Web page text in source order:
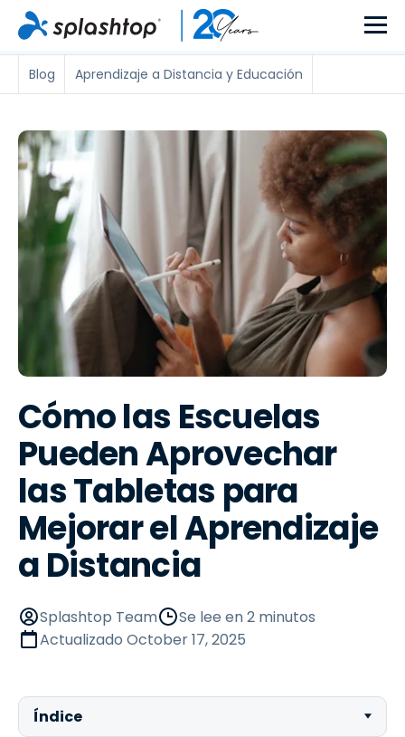
Blog Aprendizaje a Distancia y Educación
Cómo las Escuelas
Pueden Aprovechar
las Tabletas para
Mejorar el Aprendizaje
a Distancia
Splashtop Team
Se lee en 2 minutos
Actualizado October 17, 2025
Índice